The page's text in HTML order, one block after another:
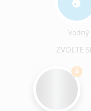
Vodný
ZVOĽTE